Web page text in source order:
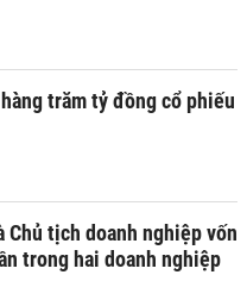
trăm tỷ đồng cổ phiếu
Chủ tịch doanh nghiệp vốn
trong hai doanh nghiệp